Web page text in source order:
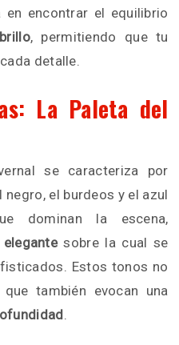
en encontrar el equilibrio
brillo, permitiendo que tu
detalle.
La Paleta del
se caracteriza por
negro, el burdeos y el azul
dominan la escena,
elegantesobre la cual se
Estos tonos no
también evocan una
.